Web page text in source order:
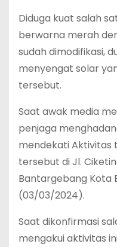
Diduga kuat salah
berwarna merah
sudah dimodifikasi,
menyengat solar
tersebut.
Saat awak media
penjaga
mendekati Aktivitas
tersebut di Jl.
Bantargebang Kota
(03/03/2024).
Saat dikonfirmasi
mengakui aktivitas